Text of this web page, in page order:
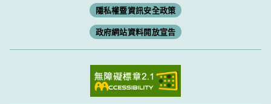
隱私權暨資訊安全政策
政府網站資料開放宣告